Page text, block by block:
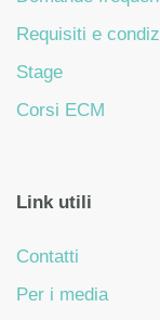
Requisiti e
Stage
Corsi ECM
Link utili
Contatti
Per i media